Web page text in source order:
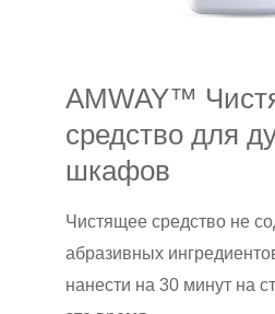
AMWAY™
средство для
шкафов
Чистящее средство не
абразивных
нанести на 30 минут на